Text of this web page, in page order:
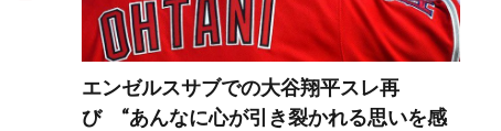
エンゼルスサブでの大谷翔平スレ再
び “あんなに心が引き裂かれる思いを感